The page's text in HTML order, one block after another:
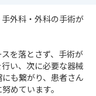
外科・外科の手術が
を落とさず、手術が
い、次に必要な器械
も繋がり、患者さん
めています。